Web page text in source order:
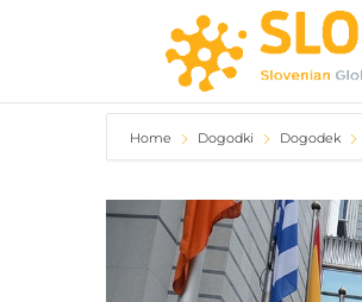
Home Dogodki Dogodek